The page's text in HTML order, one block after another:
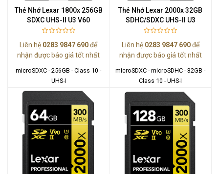
Thẻ Nhớ Lexar 1800x 256GB
SDXC UHS-II U3 V60
Liên hệ 0283 9847 690để
nhận được báo giá tốt nhất
microSDXC - 256GB - Class 10 -
UHS-I
Thẻ Nhớ Lexar 2000x 32GB
SDHC/SDXC UHS-II U3
Liên hệ 0283 9847 690để
nhận được báo giá tốt nhất
microSDXC - microSDHC - 32GB -
Class 10 - UHS-I